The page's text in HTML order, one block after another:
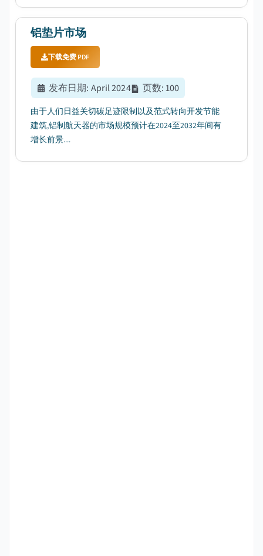
铝垫片市场
下载免费 PDF
发布日期: April 2024 页数:100
由于人们日益关切碳足迹限制以及范式转向开发节能
建筑,铝制航天器的市场规模预计在2024至2032年间有
增长前景....